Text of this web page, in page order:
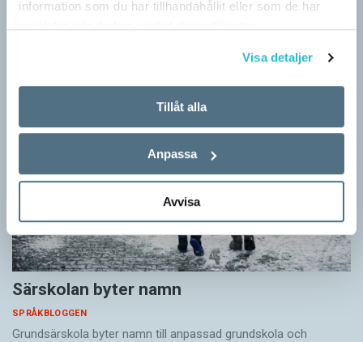
information som du har tillhandahållit eller som de har
Visa detaljer
Tillåt alla
Anpassa
Avvisa
också…
Särskolan byter namn
SPRÅKBLOGGEN
Grundsärskola byter namn till anpassad grundskola och